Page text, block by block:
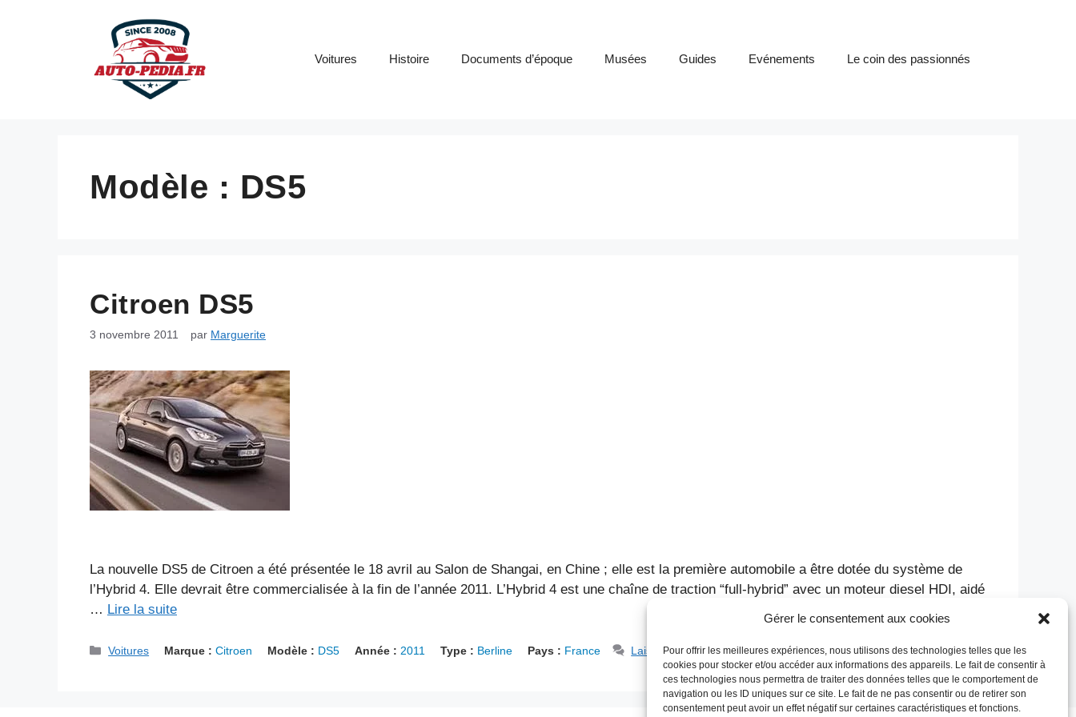
Gérer le consentement aux cookies
Pour offrir les meilleures expériences, nous utilisons des technologies telles que les
cookies pour stocker et/ou accéder aux informations des appareils. Le fait de consentir à
ces technologies nous permettra de traiter des données telles que le comportement de
navigation ou les ID uniques sur ce site. Le fait de ne pas consentir ou de retirer son
consentement peut avoir un effet négatif sur certaines caractéristiques et fonctions.
Voitures Histoire Documents d’époque Musées Guides Evénements Le coin des passionnés
Modèle : DS5
Citroen DS5
3 novembre 2011 par Marguerite
La nouvelle DS5 de Citroen a été présentée le 18 avril au Salon de Shangai, en Chine ; elle est la première automobile a être dotée du système de
l’Hybrid 4. Elle devrait être commercialisée à la fin de l’année 2011. L’Hybrid 4 est une chaîne de traction “full-hybrid” avec un moteur diesel HDI, aidé
… Lire la suite
Catégories
Voitures Marque : Citroen Modèle : DS5 Année : 2011 Type : Berline Pays : France Laisser un commentaire